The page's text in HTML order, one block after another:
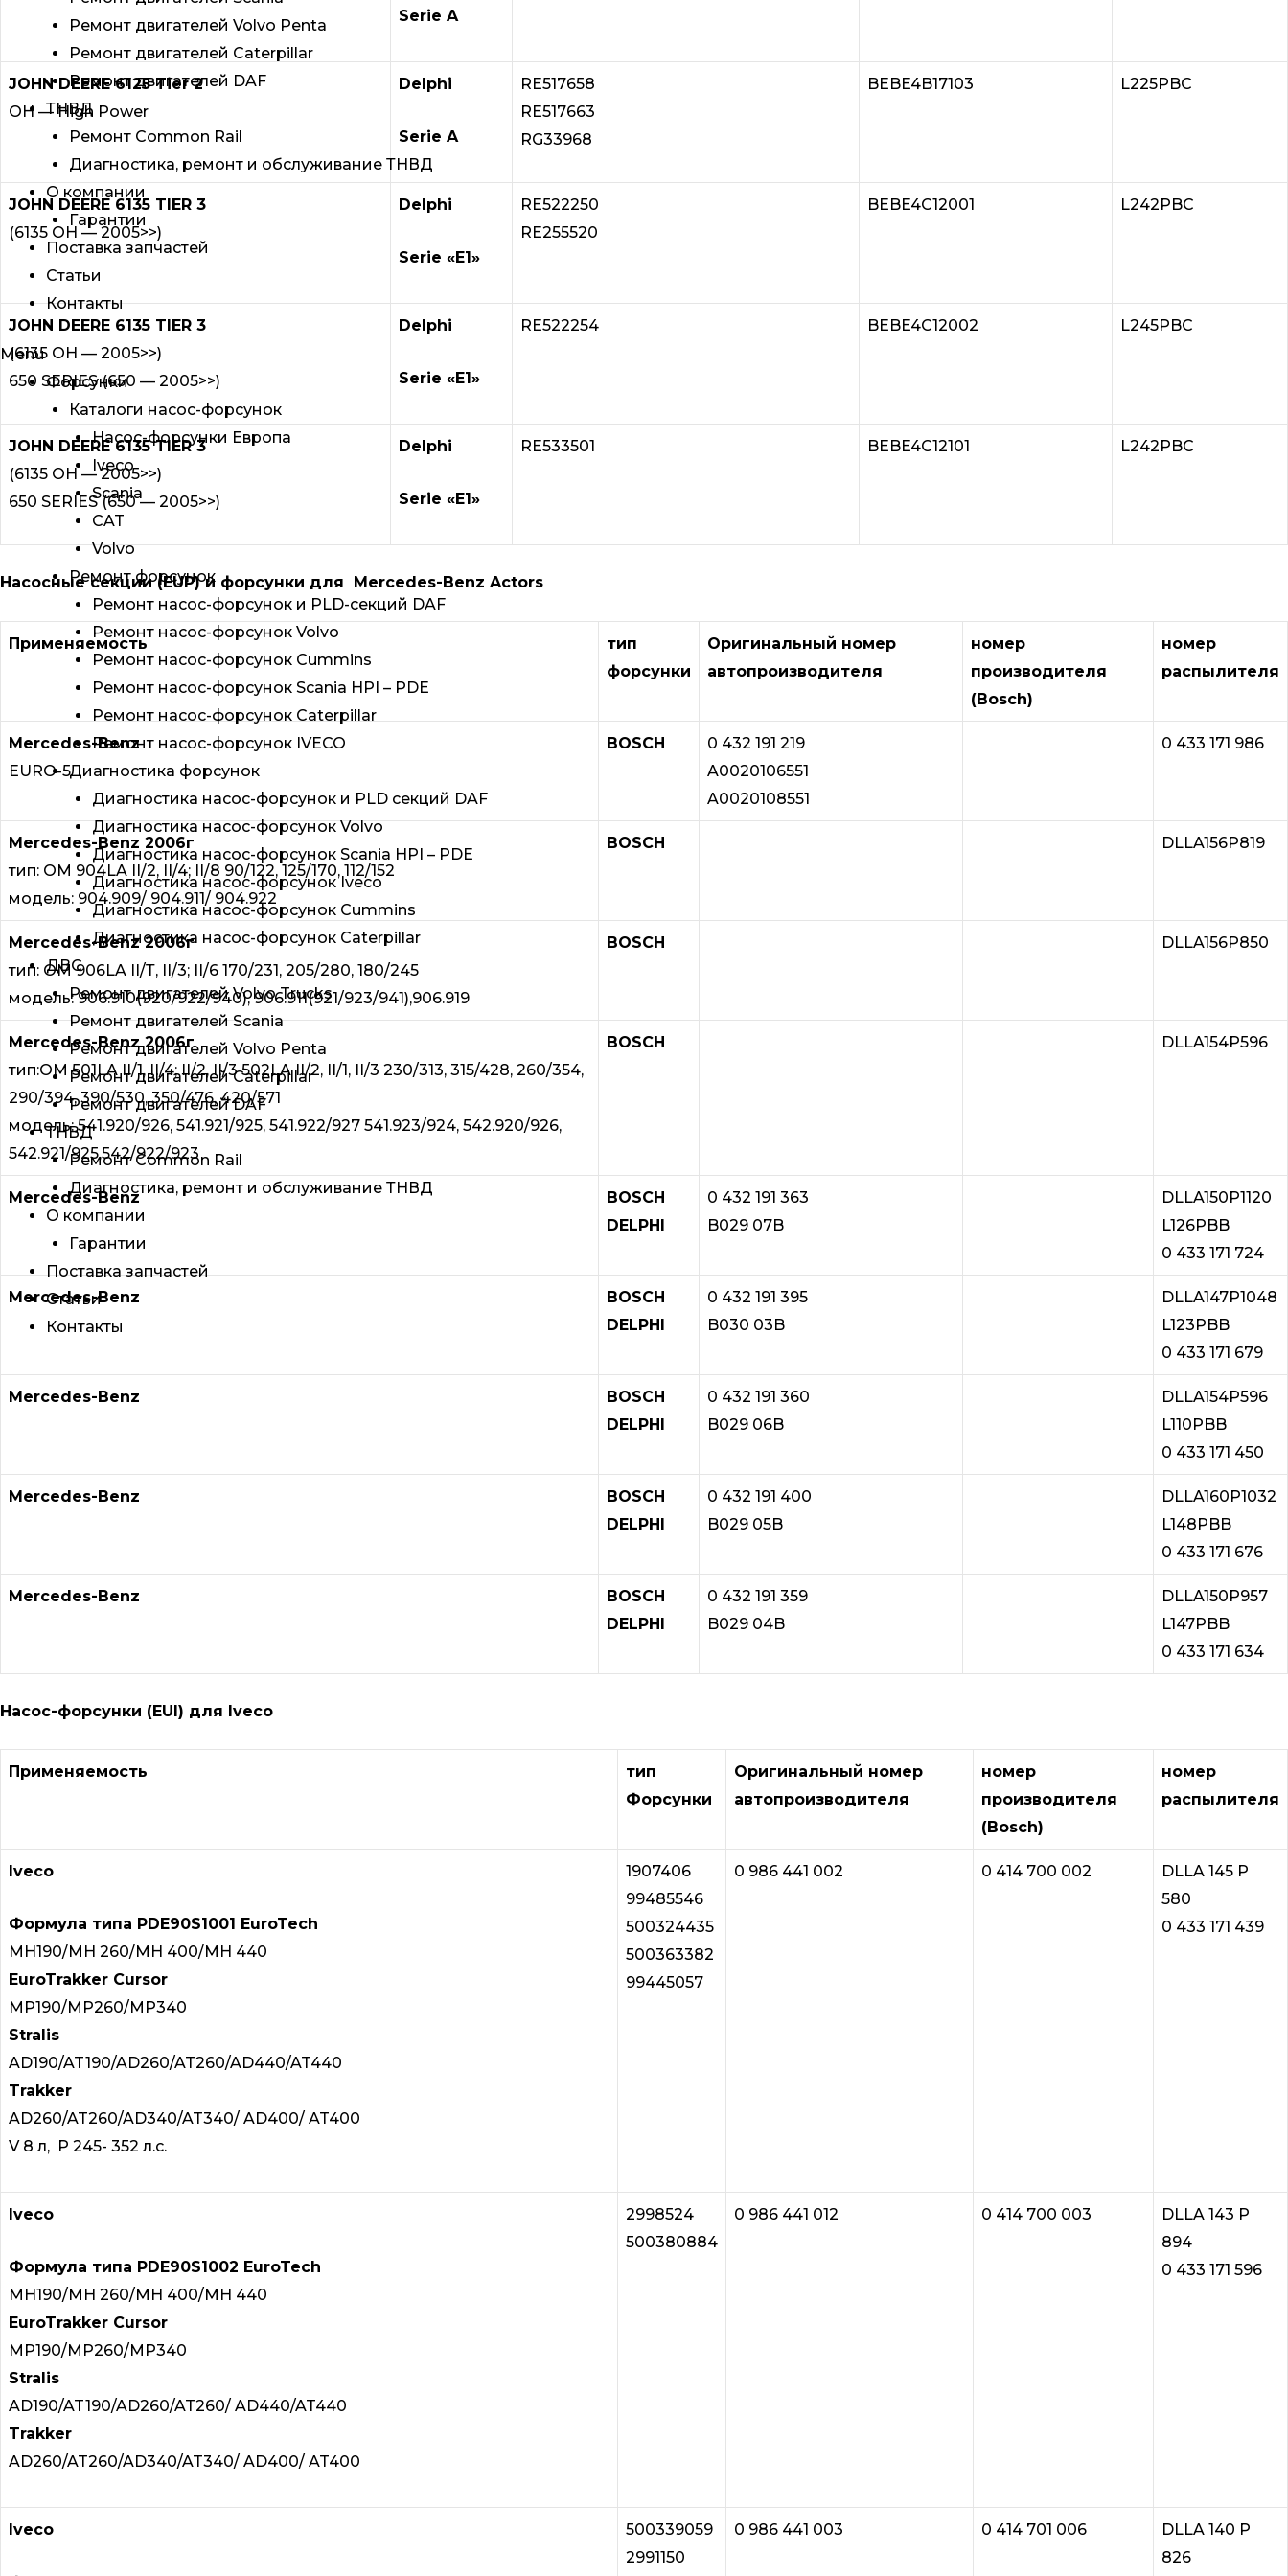
Ремонт двигателей Volvo Penta
Ремонт двигателей Caterpillar
Ремонт двигателей DAF
ТНВД
Ремонт Common Rail
Диагностика, ремонт и обслуживание ТНВД
О компании
Гарантии
Поставка запчастей
Статьи
Контакты
Menu
Форсунки
Каталоги насос-форсунок
Насос-форсунки Европа
Iveco
Scania
CAT
Volvo
Ремонт форсунок
Ремонт насос-форсунок и PLD-секций DAF
Ремонт насос-форсунок Volvo
Ремонт насос-форсунок Cummins
Ремонт насос-форсунок Scania HPI – PDE
Ремонт насос-форсунок Caterpillar
Ремонт насос-форсунок IVECO
Диагностика форсунок
Диагностика насос-форсунок и PLD секций DAF
Диагностика насос-форсунок Volvo
Диагностика насос-форсунок Scania HPI – PDE
Диагностика насос-форсунок Iveco
Диагностика насос-форсунок Cummins
Диагностика насос-форсунок Caterpillar
ДВС
Ремонт двигателей Volvo Trucks
Ремонт двигателей Scania
Ремонт двигателей Volvo Penta
Ремонт двигателей Caterpillar
Ремонт двигателей DAF
ТНВД
Ремонт Common Rail
Диагностика, ремонт и обслуживание ТНВД
О компании
Гарантии
Поставка запчастей
Статьи
Контакты
Serie A
JOHN DEERE 6125 Tier 2
OH — High Power
Delphi
Serie A
RE517658
RE517663
RG33968
BEBE4B17103 L225PBC
JOHN DEERE 6135 TIER 3
(6135 OH — 2005>>)
Delphi
Serie «E1»
RE522250
RE255520
BEBE4C12001 L242PBC
JOHN DEERE 6135 TIER 3
(6135 OH — 2005>>)
650 SERIES (650 — 2005>>)
Delphi
Serie «E1»
RE522254 BEBE4C12002 L245PBC
JOHN DEERE 6135 TIER 3
(6135 OH — 2005>>)
650 SERIES (650 — 2005>>)
Delphi
Serie «E1»
RE533501 BEBE4C12101 L242PBC
Насосные секции (EUP) и форсунки для Mercedes-Benz Actors
Применяемость
тип
форсунки
Оригинальный номер
автопроизводителя
номер
производителя
(Bosch)
номер
распылителя
Mercedes-Benz
EURO-5
BOSCH
0 432 191 219
A0020106551
A0020108551
0 433 171 986
Mercedes-Benz 2006г
тип: ОМ 904LA II/2, II/4; II/8 90/122, 125/170, 112/152
модель: 904.909/ 904.911/ 904.922
BOSCH DLLA156P819
Mercedes-Benz 2006г
тип: ОМ 906LA II/Т, II/3; II/6 170/231, 205/280, 180/245
модель: 906.910(920/922/940), 906.911(921/923/941),906.919
BOSCH DLLA156P850
Mercedes-Benz 2006г
тип:ОМ 501LA II/1, II/4; II/2, II/3 502LA II/2, II/1, II/3 230/313, 315/428, 260/354,
290/394, 390/530, 350/476, 420/571
модель: 541.920/926, 541.921/925, 541.922/927 541.923/924, 542.920/926,
542.921/925,542/922/923
BOSCH DLLA154P596
Mercedes-Benz
BOSCH
DELPHI
0 432 191 363
B029 07B
DLLA150P1120
L126PBB
0 433 171 724
Mercedes-Benz
BOSCH
DELPHI
0 432 191 395
B030 03B
DLLA147P1048
L123PBB
0 433 171 679
Mercedes-Benz
BOSCH
DELPHI
0 432 191 360
B029 06B
DLLA154P596
L110PBB
0 433 171 450
Mercedes-Benz
BOSCH
DELPHI
0 432 191 400
B029 05B
DLLA160P1032
L148PBB
0 433 171 676
Mercedes-Benz
BOSCH
DELPHI
0 432 191 359
B029 04B
DLLA150P957
L147PBB
0 433 171 634
Насос-форсунки (EUI) для Iveco
Применяемость
тип
Форсунки
Оригинальный номер
автопроизводителя
номер
производителя
(Bosch)
номер
распылителя
Iveco
Формула типа PDE90S1001 EuroTech
MH190/MH 260/MH 400/MH 440
EuroTrakker Cursor
MP190/MP260/MP340
Stralis
AD190/AT190/AD260/AT260/AD440/AT440
Trakker
AD260/AT260/AD340/AT340/ AD400/ AT400
V 8 л, Р 245- 352 л.с.
1907406
99485546
500324435
500363382
99445057
0 986 441 002 0 414 700 002
DLLA 145 P
580
0 433 171 439
Iveco
Формула типа PDE90S1002 EuroTech
MH190/MH 260/MH 400/MH 440
EuroTrakker Cursor
MP190/MP260/MP340
Stralis
AD190/AT190/AD260/AT260/ AD440/AT440
Trakker
AD260/AT260/AD340/AT340/ AD400/ AT400
2998524
500380884
0 986 441 012 0 414 700 003
DLLA 143 P
894
0 433 171 596
Iveco
500339059
2991150
0 986 441 003 0 414 701 006
DLLA 140 P
826